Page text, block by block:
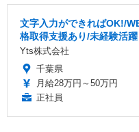
文字入力ができればOK!/
格取得支援あり/未経験活躍
Yts株式会社
千葉県
月給28万円～50万円
正社員